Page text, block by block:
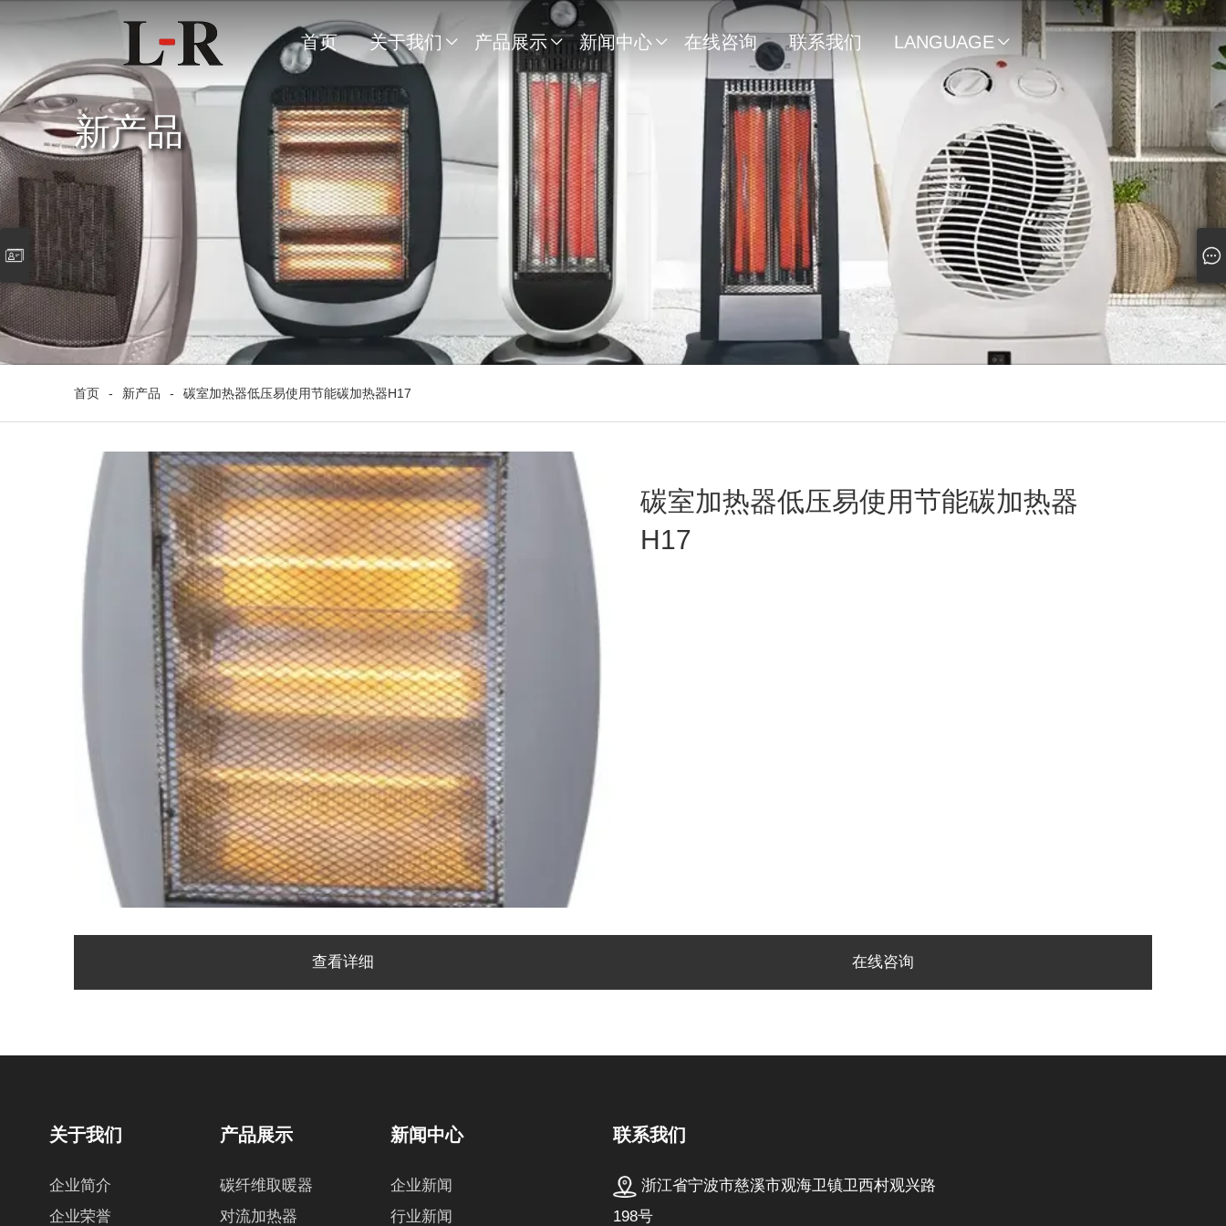
首页 关于我们  产品展示  新闻中心  在线咨询 联系我们 LANGUAGE 
新产品
首页 - 新产品 - 碳室加热器低压易使用节能碳加热器H17
碳室加热器低压易使用节能碳加热器
H17
查看详细 在线咨询
关于我们
企业简介
企业荣誉
产品展示
碳纤维取暖器
对流加热器
新闻中心
企业新闻
行业新闻
联系我们
浙江省宁波市慈溪市观海卫镇卫西村观兴路
198号